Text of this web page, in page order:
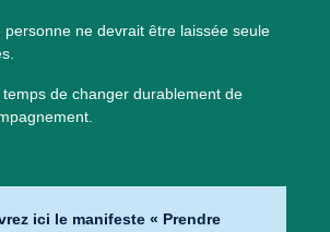
personne ne devrait être laissée seule
temps de changer durablement de
ici le manifeste « Prendre